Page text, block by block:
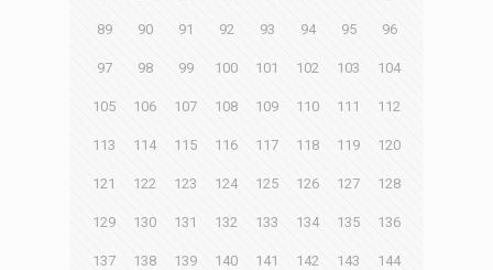
89 90 91 92 93 94 95 96
97 98 99 100 101 102 103 104
105 106 107 108 109 110 111 112
113 114 115 116 117 118 119 120
121 122 123 124 125 126 127 128
129 130 131 132 133 134 135 136
137 138 139 140 141 142 143 144